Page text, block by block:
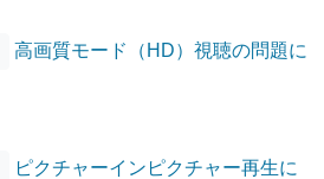
高画質モード（HD）視聴の問題に
ピクチャーインピクチャー再生に